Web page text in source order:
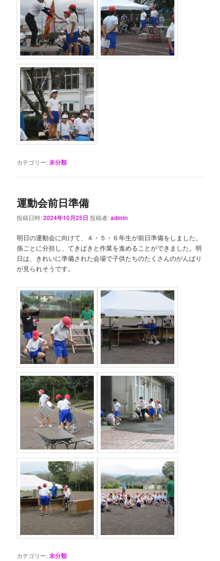
カテゴリー:未分類
運動会前日準備
投稿日時:2024年10月25日 投稿者:admin
明日の運動会に向けて、４・５・６年生が前日準備をしました。
係ごとに分担し、てきぱきと作業を進めることができました。明
日は、きれいに準備された会場で子供たちのたくさんのがんばり
が見られそうです。
カテゴリー:未分類